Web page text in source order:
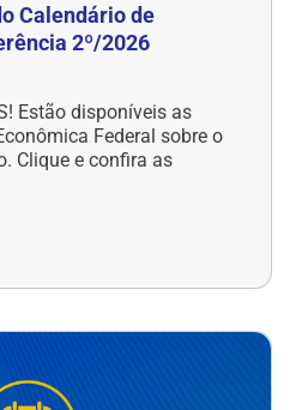
Calendário de
2º/2026
Estão disponíveis as
Federal sobre o
Clique e confira as